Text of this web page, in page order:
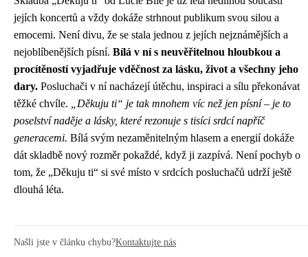
jejích koncertů a vždy dokáže strhnout publikum svou silou a
emocemi. Není divu, že se stala jednou z jejích nejznámějších a
nejoblíbenějších písní. Bílá v ní s neuvěřitelnou hloubkou a
procítěností vyjadřuje vděčnost za lásku, život a všechny jeho
dary. Posluchači v ní nacházejí útěchu, inspiraci a sílu překonávat
těžké chvíle.
„Děkuju ti“ je tak mnohem víc než jen písní – je to
poselství naděje a lásky, které rezonuje s tisíci srdcí napříč
generacemi. Bílá svým nezaměnitelným hlasem a energií dokáže
dát skladbě nový rozměr pokaždé, když ji zazpívá. Není pochyb o
tom, že „Děkuju ti“ si své místo v srdcích posluchačů udrží ještě
dlouhá léta.
Našli jste v článku chybu?Kontaktujte nás